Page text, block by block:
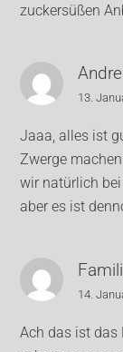
zuckersüßen
13.
Jaaa, alles ist
Zwerge
wir natürlich
aber es ist
14.
Ach das ist das